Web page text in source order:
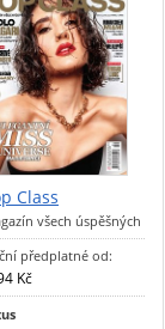
Class
všech úspěšných
předplatné od:
Kč